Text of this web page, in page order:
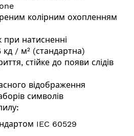
колірним охопленням
при натисненні
кд / м² (стандартна)
стійке до появи слідів
відображення
символів
IEC 60529